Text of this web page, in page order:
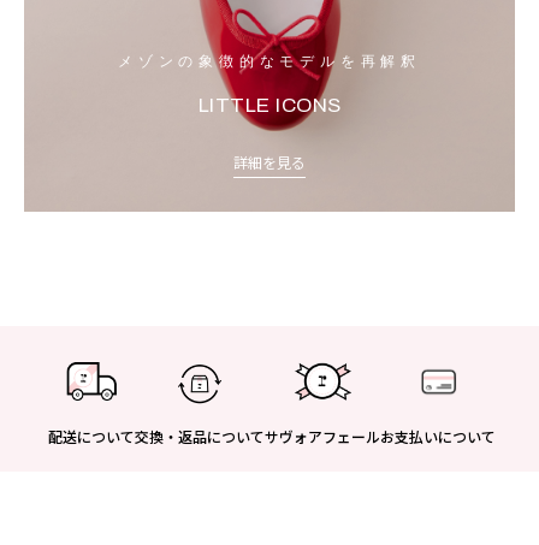
メゾンの象徴的なモデルを再解釈
LITTLE ICONS
詳細を見る
配送について交換・返品についてサヴォアフェールお支払いについて